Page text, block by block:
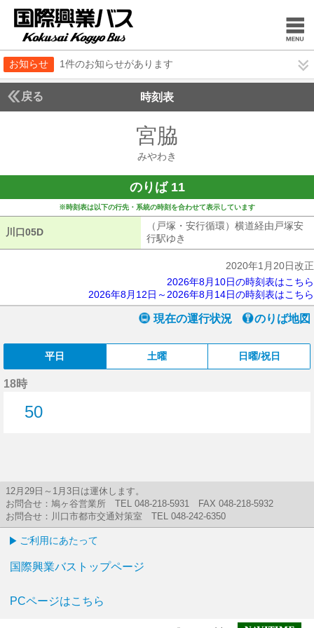
お知らせ 1件のお知らせがあります
戻る 時刻表
宮脇
みやわき
のりば 11
※時刻表は以下の行先・系統の時刻を合わせて表示しています
川口05D
（戸塚・安行循環）横道経由戸塚安
行駅ゆき
2020年1月20日改正
2026年8月10日の時刻表はこちら
2026年8月12日～2026年8月14日の時刻表はこちら
現在の運行状況 のりば地図
平日 土曜 日曜/祝日
18時
50
12月29日～1月3日は運休します。
お問合せ：鳩ヶ谷営業所 TEL 048-218-5931 FAX 048-218-5932
お問合せ：川口市都市交通対策室 TEL 048-242-6350
ご利用にあたって
国際興業バストップページ
PCページはこちら